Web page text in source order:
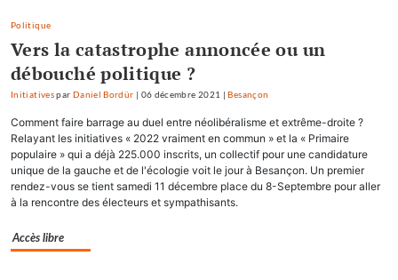
Politique
Vers la catastrophe annoncée ou un
débouché politique ?
Initiativespar Daniel Bordür | 06 décembre 2021 |Besançon
Comment faire barrage au duel entre néolibéralisme et extrême-droite ?
Relayant les initiatives « 2022 vraiment en commun » et la « Primaire
populaire » qui a déjà 225.000 inscrits, un collectif pour une candidature
unique de la gauche et de l'écologie voit le jour à Besançon. Un premier
rendez-vous se tient samedi 11 décembre place du 8-Septembre pour aller
à la rencontre des électeurs et sympathisants.
Accès libre